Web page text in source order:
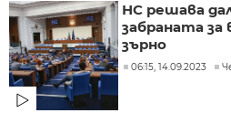
НС решава
забраната за
зърно
06:15, 14.09.2023